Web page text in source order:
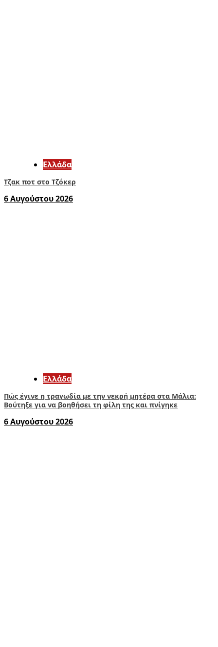
Ελλάδα
Τζακ ποτ στο Τζόκερ
6 Αυγούστου 2026
Ελλάδα
Πώς έγινε η τραγωδία με την νεκρή μητέρα στα Μάλια:
Βούτηξε για να βοηθήσει τη φίλη της και πνίγηκε
6 Αυγούστου 2026